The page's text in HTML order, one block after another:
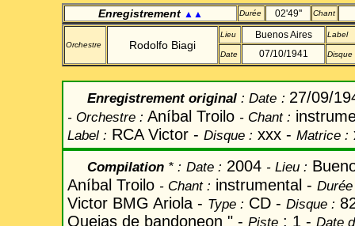
Enregistrement ▲▲ Durée 02'49'' Chant
Orchestre Rodolfo Biagi
Lieu Buenos Aires Label
Date 07/10/1941 Disque
Enregistrement original : Date : 27/09/
- Orchestre : Aníbal Troilo - Chant:
Label : RCA Victor - Disque : xxx - Matrice :
Compilation * : Date : 2004 - Lieu :
Aníbal Troilo - Chant: instrumental -
Victor BMG Ariola - Type : CD - Disque :
Quejas de bandoneon " - Piste : 1 - Date